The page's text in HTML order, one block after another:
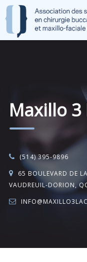
Maxillo 3
(514) 395-9896
65 BOULEVARD DE
VAUDREUIL-DORION,